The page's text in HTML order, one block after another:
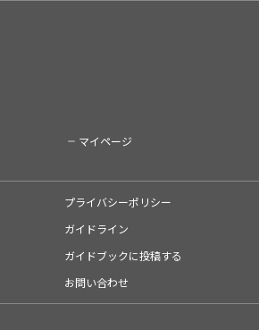
マイページ
プライバシーポリシー
ガイドライン
ガイドブックに投稿する
お問い合わせ